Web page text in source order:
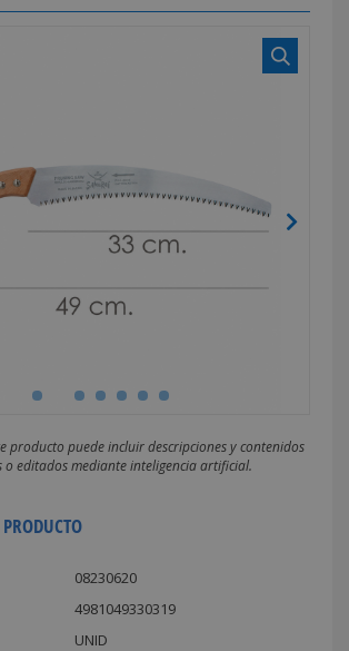
producto puede incluir descripciones y contenidos
o editados mediante inteligencia artificial.
08230620
4981049330319
UNID